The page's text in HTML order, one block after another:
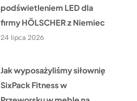
podświetleniem LED dla
firmy HÖLSCHER z Niemiec
24 lipca 2026
Jak wyposażyliśmy siłownię
SixPack Fitness w